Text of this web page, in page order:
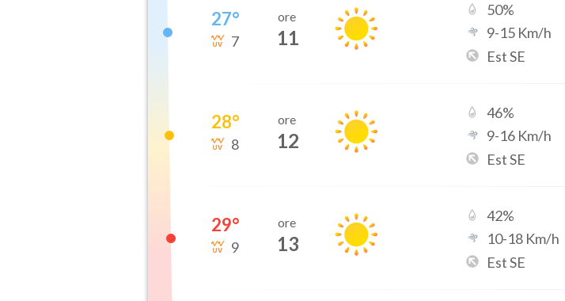
27°
7
ore
11
50%
9-15 Km/h
Est SE
28°
8
ore
12
46%
9-16 Km/h
Est SE
29°
9
ore
13
42%
10-18 Km/h
Est SE